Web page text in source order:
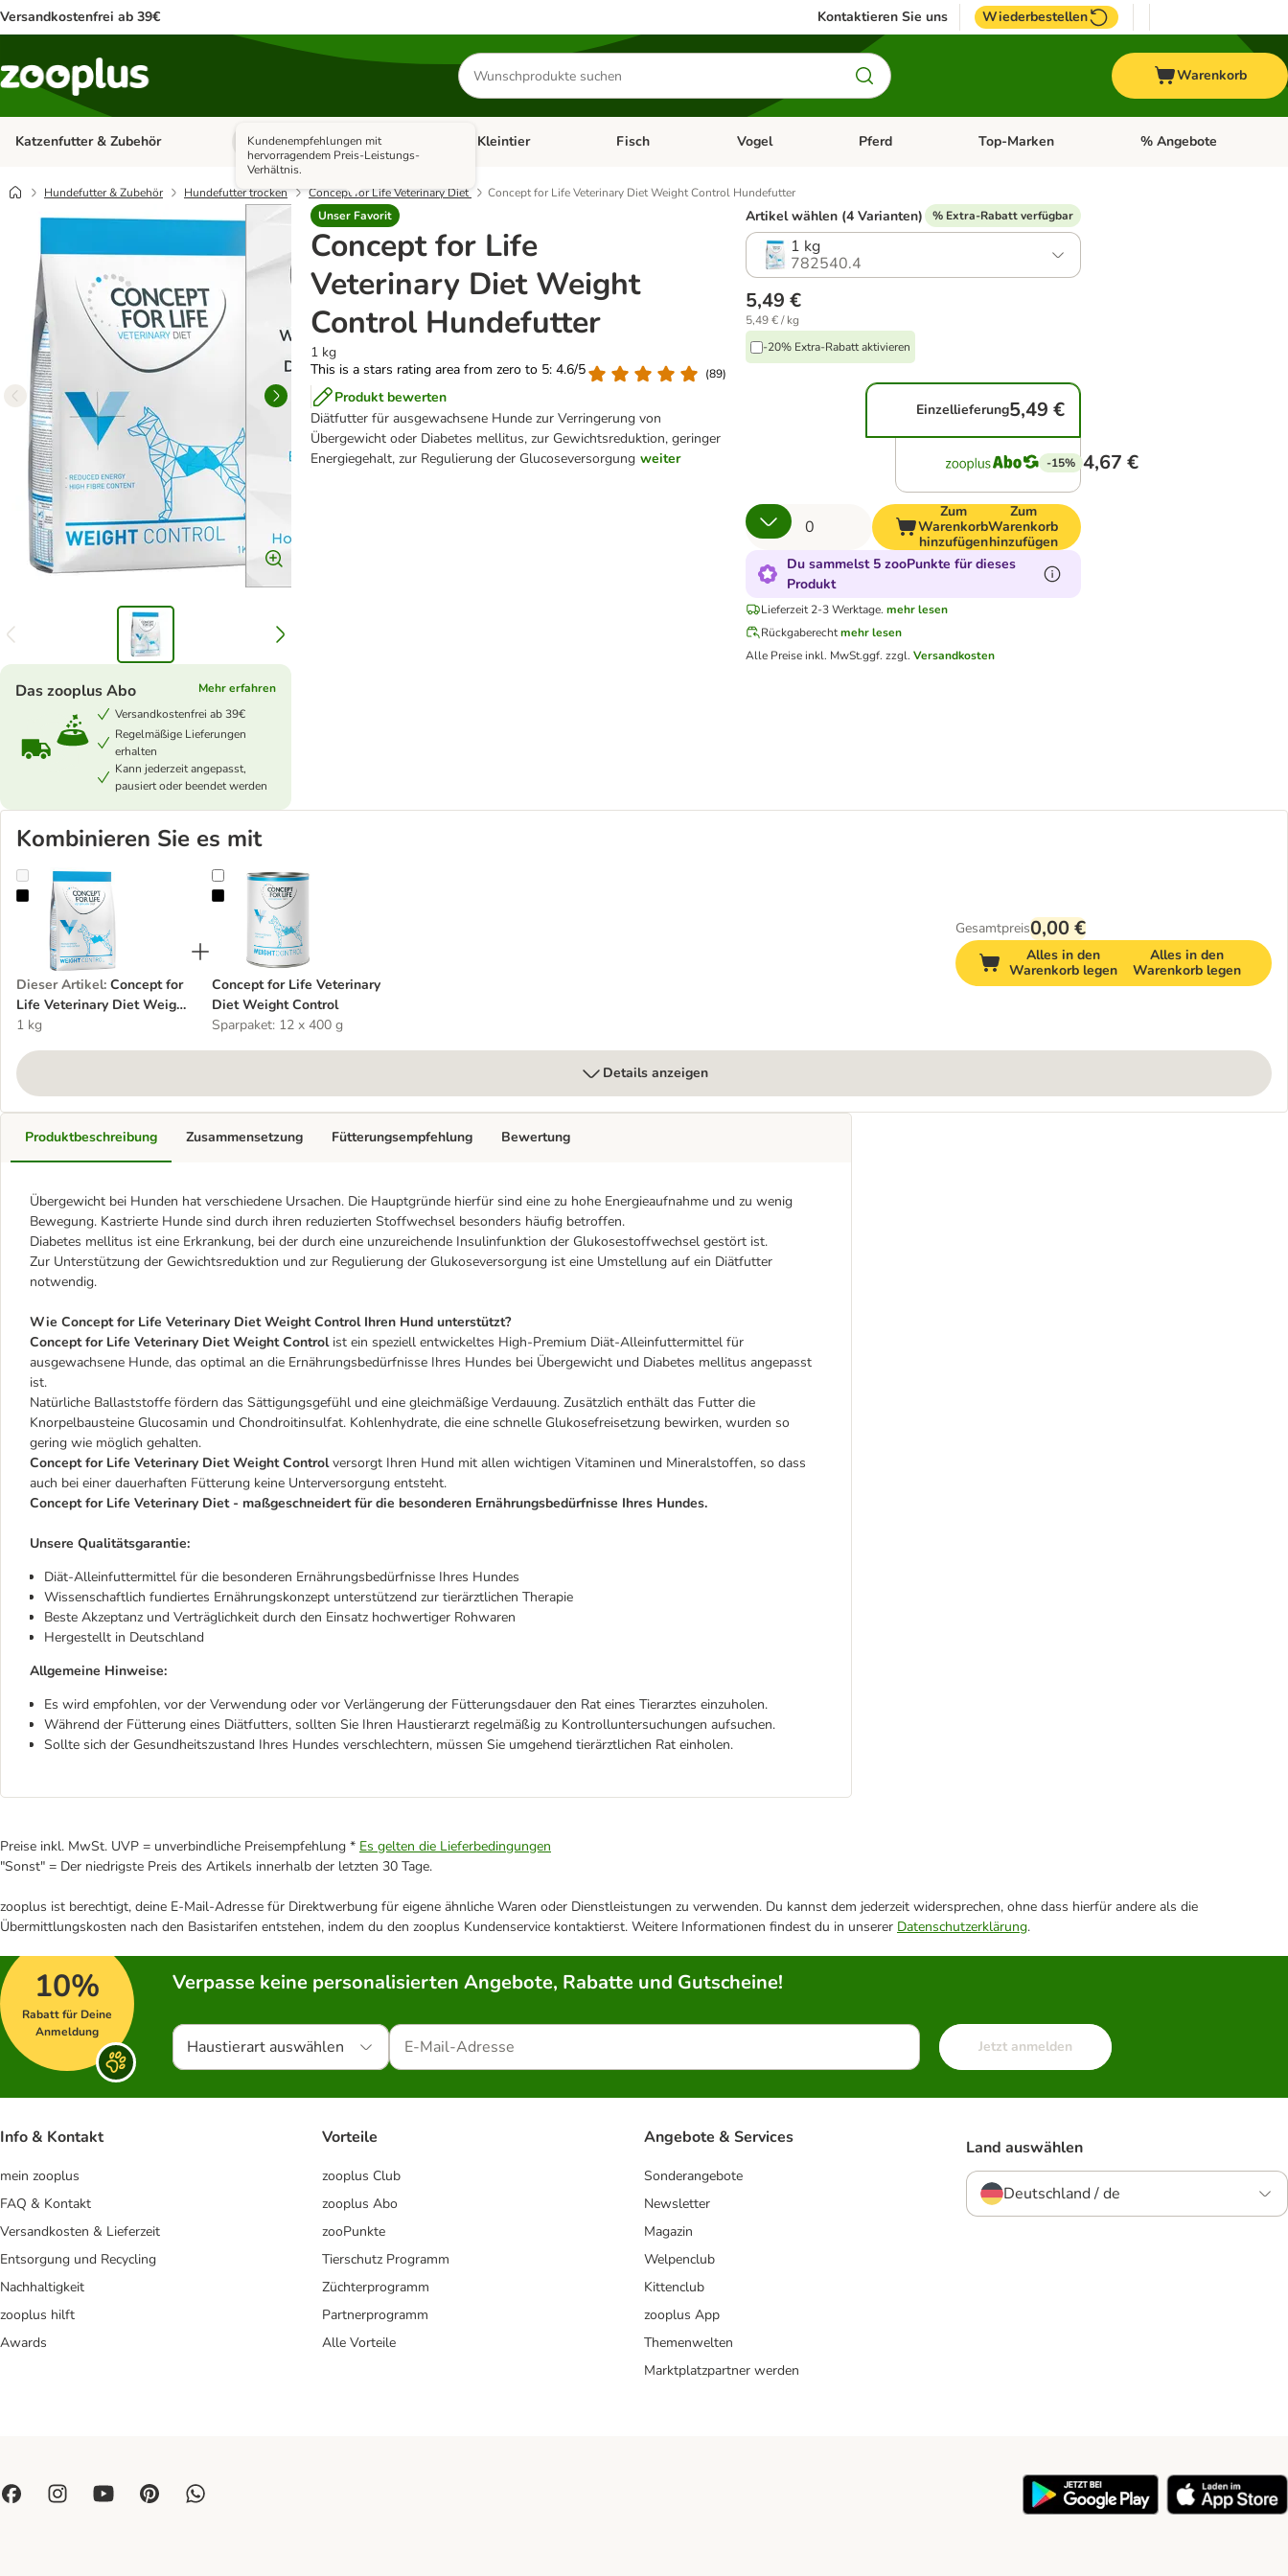
Versandkostenfrei ab 39€ Kontaktieren Sie uns Wiederbestellen
Produkte
suchen
Warenkorb
Katzenfutter & Zubehör Kategorie-Menü öffnen: Katzenfutter & Zubehör
Hundefutter & Zubehör Kategorie-Menü öffnen: Hundefutter & Zubehör
Kleintier Kategorie-Menü öffnen: Kleintier
Fisch Kategorie-Menü öffnen: Fisch
Vogel Kategorie-Menü öffnen: Vogel
Pferd Kategorie-Menü öffnen: Pferd
Top-Marken Kategorie-Menü öffnen:
% Angebote
Hundefutter & Zubehör Hundefutter trocken Concept for Life Veterinary Diet
Concept for Life Veterinary Diet Weight Control Hundefutter
Unser Favorit
Kundenempfehlungen mit
hervorragendem Preis-Leistungs-
Verhältnis.
Concept for Life
Veterinary Diet Weight
Control Hundefutter
1 kg
This is a stars rating area from zero to 5: 4.6/5
(89)
Produkt bewerten
Diätfutter für ausgewachsene Hunde zur Verringerung von
Übergewicht oder Diabetes mellitus, zur Gewichtsreduktion, geringer
Energiegehalt, zur Regulierung der Glucoseversorgung weiter
Das zooplus Abo
Mehr erfahren
Versandkostenfrei ab 39€
Regelmäßige Lieferungen
erhalten
Kann jederzeit angepasst,
pausiert oder beendet werden
Artikel wählen (4 Varianten) % Extra-Rabatt verfügbar
1 kg
782540.4
5,49 €
5,49 € / kg
-20% Extra-Rabatt aktivieren
Einzellieferung5,49 €
-15% 4,67 €
Zum
Warenkorb
hinzufügen
Zum
Warenkorb
hinzufügen
Du sammelst 5 zooPunkte für dieses
Produkt
Lieferzeit 2-3 Werktage. mehr lesen
Rückgaberechtmehr lesen
Alle Preise inkl. MwSt.ggf. zzgl. Versandkosten
Kombinieren Sie es mit
Concept for Life Veterinary Diet Weight Control Hundefutter
Dieser Artikel: Concept for
Life Veterinary Diet Weight
Control Hundefutter
1 kg
Concept for Life Veterinary Diet Weight Control
Concept for Life Veterinary
Diet Weight Control
Sparpaket: 12 x 400 g
Gesamtpreis0,00 €
Alles in den
Warenkorb legen
Alles in den
Warenkorb legen
Details anzeigen
Produktbeschreibung
Übergewicht bei Hunden hat verschiedene Ursachen. Die Hauptgründe hierfür sind eine zu hohe Energieaufnahme und zu wenig
Bewegung. Kastrierte Hunde sind durch ihren reduzierten Stoffwechsel besonders häufig betroffen.
Diabetes mellitus ist eine Erkrankung, bei der durch eine unzureichende Insulinfunktion der Glukosestoffwechsel gestört ist.
Zur Unterstützung der Gewichtsreduktion und zur Regulierung der Glukoseversorgung ist eine Umstellung auf ein Diätfutter
notwendig.
Wie Concept for Life Veterinary Diet Weight Control Ihren Hund unterstützt?
Concept for Life Veterinary Diet Weight Controlist ein speziell entwickeltes High-Premium Diät-Alleinfuttermittel für
ausgewachsene Hunde, das optimal an die Ernährungsbedürfnisse Ihres Hundes bei Übergewicht und Diabetes mellitus angepasst
ist.
Natürliche Ballaststoffe fördern das Sättigungsgefühl und eine gleichmäßige Verdauung. Zusätzlich enthält das Futter die
Knorpelbausteine Glucosamin und Chondroitinsulfat. Kohlenhydrate, die eine schnelle Glukosefreisetzung bewirken, wurden so
gering wie möglich gehalten.
Concept for Life Veterinary Diet Weight Controlversorgt Ihren Hund mit allen wichtigen Vitaminen und Mineralstoffen, so dass
auch bei einer dauerhaften Fütterung keine Unterversorgung entsteht.
Concept for Life Veterinary Diet - maßgeschneidert für die besonderen Ernährungsbedürfnisse Ihres Hundes.
Unsere Qualitätsgarantie:
Diät-Alleinfuttermittel für die besonderen Ernährungsbedürfnisse Ihres Hundes
Wissenschaftlich fundiertes Ernährungskonzept unterstützend zur tierärztlichen Therapie
Beste Akzeptanz und Verträglichkeit durch den Einsatz hochwertiger Rohwaren
Hergestellt in Deutschland
Allgemeine Hinweise:
Es wird empfohlen, vor der Verwendung oder vor Verlängerung der Fütterungsdauer den Rat eines Tierarztes einzuholen.
Während der Fütterung eines Diätfutters, sollten Sie Ihren Haustierarzt regelmäßig zu Kontrolluntersuchungen aufsuchen.
Sollte sich der Gesundheitszustand Ihres Hundes verschlechtern, müssen Sie umgehend tierärztlichen Rat einholen.
Zusammensetzung Fütterungsempfehlung Bewertung
Preise inkl. MwSt. UVP = unverbindliche Preisempfehlung * Es gelten die Lieferbedingungen
"Sonst" = Der niedrigste Preis des Artikels innerhalb der letzten 30 Tage.
zooplus ist berechtigt, deine E-Mail-Adresse für Direktwerbung für eigene ähnliche Waren oder Dienstleistungen zu verwenden. Du kannst dem jederzeit widersprechen, ohne dass hierfür andere als die
Übermittlungskosten nach den Basistarifen entstehen, indem du den zooplus Kundenservice kontaktierst. Weitere Informationen findest du in unserer Datenschutzerklärung.
10%
Rabatt für Deine
Anmeldung
Verpasse keine personalisierten Angebote, Rabatte und Gutscheine!
Haustierart auswählen Jetzt anmelden
Info & Kontakt
mein zooplus
FAQ & Kontakt
Versandkosten & Lieferzeit
Entsorgung und Recycling
Nachhaltigkeit
zooplus hilft
Awards
Vorteile
zooplus Club
zooplus Abo
zooPunkte
Tierschutz Programm
Züchterprogramm
Partnerprogramm
Alle Vorteile
Angebote & Services
Sonderangebote
Newsletter
Magazin
Welpenclub
Kittenclub
zooplus App
Themenwelten
Marktplatzpartner werden
Land auswählen
Deutschland / de